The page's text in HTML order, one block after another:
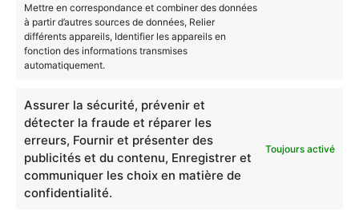
Mettre en correspondance et combiner des données
à partir d’autres sources de données, Relier
différents appareils, Identifier les appareils en
fonction des informations transmises
automatiquement.
Assurer la sécurité, prévenir et
détecter la fraude et réparer les
erreurs, Fournir et présenter des
publicités et du contenu, Enregistrer et
communiquer les choix en matière de
confidentialité.
Toujours activé
Evaluer la conformité esthétique et fonctionnelle
du prototype
Concevoir un placement en C.A.O.
Contrôler l’application de la qualité au poste de
Contrôler la qualité des produits finis au regard
du cahier des charges
Pour être en mesure d’obtenir votre diplôme, il faut
que vos connaissances couvrent75% de chaque pôle
de connaissance